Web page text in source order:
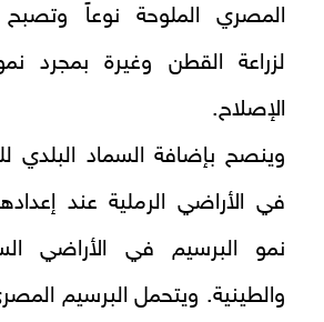
المصري الملوحة نوعاً
لزراعة القطن وغيرة بمجرد
الإصلاح.
وينصح بإضافة السماد البلدي
في الأراضي الرملية عند
نمو البرسيم في الأراضي
والطينية. ويتحمل البرسيم